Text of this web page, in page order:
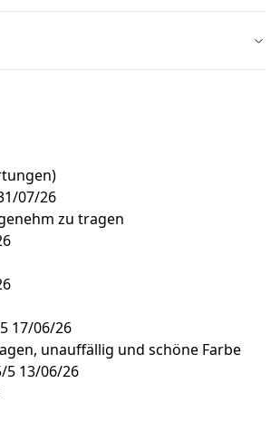
07/26
zu tragen
17/06/26
unauffällig und schöne Farbe
5 13/06/26